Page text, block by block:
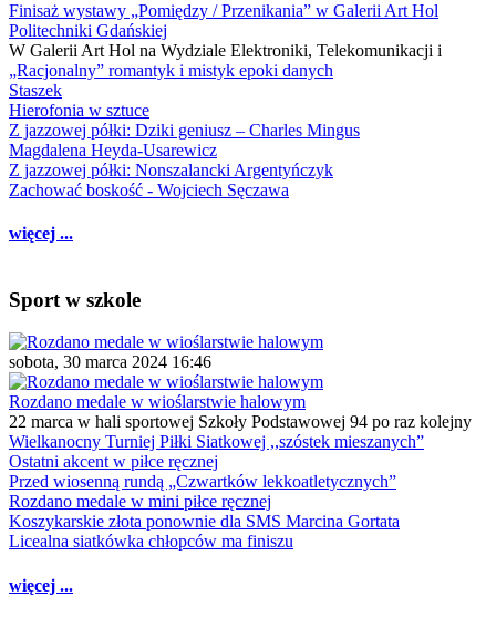
Finisaż wystawy „Pomiędzy / Przenikania” w Galerii Art Hol
Politechniki Gdańskiej
W Galerii Art Hol na Wydziale Elektroniki, Telekomunikacji i
„Racjonalny” romantyk i mistyk epoki danych
Staszek
Hierofonia w sztuce
Z jazzowej półki: Dziki geniusz – Charles Mingus
Magdalena Heyda-Usarewicz
Z jazzowej półki: Nonszalancki Argentyńczyk
Zachować boskość - Wojciech Sęczawa
więcej ...
Sport w szkole
sobota, 30 marca 2024 16:46
Rozdano medale w wioślarstwie halowym
22 marca w hali sportowej Szkoły Podstawowej 94 po raz kolejny
Wielkanocny Turniej Piłki Siatkowej ,,szóstek mieszanych”
Ostatni akcent w piłce ręcznej
Przed wiosenną rundą „Czwartków lekkoatletycznych”
Rozdano medale w mini piłce ręcznej
Koszykarskie złota ponownie dla SMS Marcina Gortata
Licealna siatkówka chłopców ma finiszu
więcej ...